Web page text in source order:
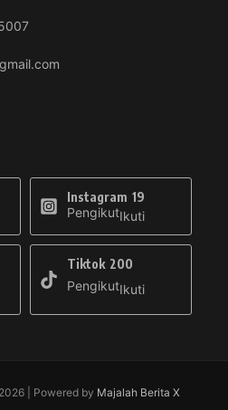
Instagram 19
PengikutIkuti
Tiktok 200
PengikutIkuti
| Powered by Majalah Berita X